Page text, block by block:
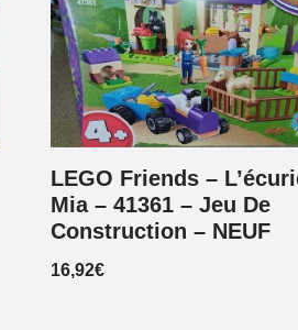
LEGO Friends –
Mia – 41361 – Jeu De
Construction – NEUF
16,92€